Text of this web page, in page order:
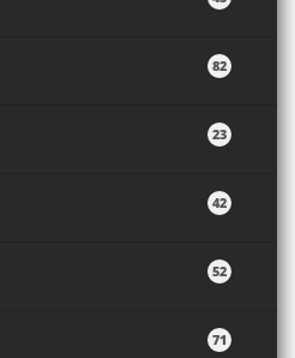
82
23
42
52
71